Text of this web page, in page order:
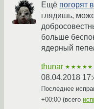
Ещё погорят
глядишь,
больше
ядерный
thunar ★★★★★
08.04.2018
Последнее
+00:00 (всего